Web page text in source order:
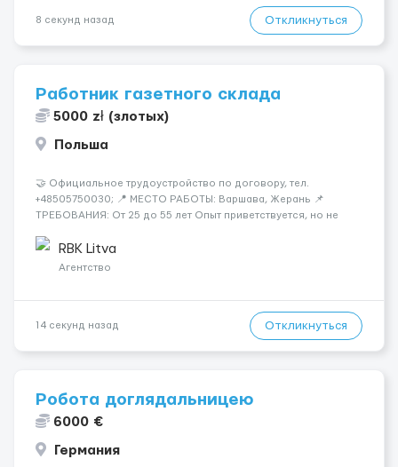
8 секунд назад Откликнуться
Работник газетного склада
5000 zł (злотых)
Польша
🤝 Официальное трудоустройство по договору, тел.
+48505750030; 📍 МЕСТО РАБОТЫ: Варшава, Жерань 📌
ТРЕБОВАНИЯ: От 25 до 55 лет Опыт приветствуется, но не
Мужчины (25-55 лет) язык: разговорный уровень польского 📆
ГРАФИК РАБОТЫ...
RBK Litva
Агентство
14 секунд назад Откликнуться
Робота доглядальницею
6000 €
Германия